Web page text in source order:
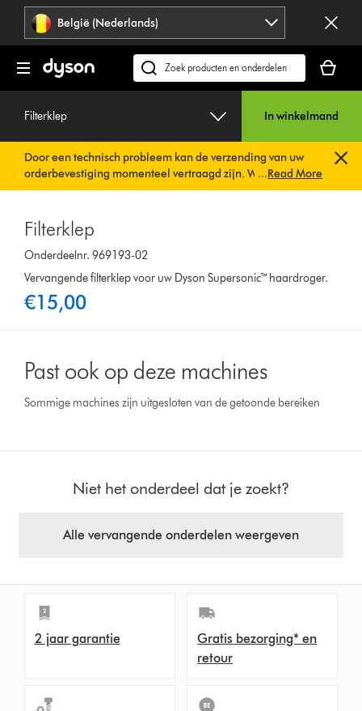
Navigatie
overslaan
België (Nederlands)
Zoek
op
is
Filterklep In winkelmand
Door een technisch probleem kan de verzending van uw
orderbevestiging momenteel vertraagd zijn. We werken al
aan een snelle oplossing.U hoeft verder niets te doen. Uw
verzonden.
...Read More
Filterklep
Onderdeelnr. 969193-02
Vervangende filterklep voor uw Dyson Supersonic™ haardroger.
€15,00
Past ook op deze machines
Sommige machines zijn uitgesloten van de getoonde bereiken
Niet het onderdeel dat je zoekt?
Alle vervangende onderdelen weergeven
2 jaar garantie
Gratis bezorging* en
retour